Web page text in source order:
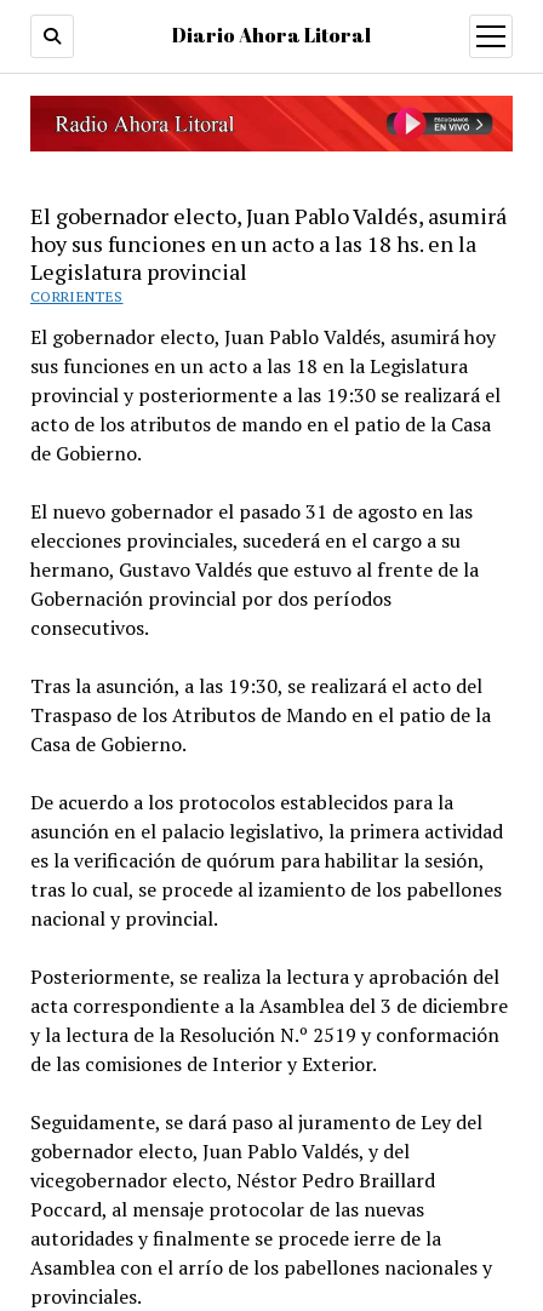
Diario Ahora Litoral
open
menu
El gobernador electo, Juan Pablo Valdés, asumirá
hoy sus funciones en un acto a las 18 hs. en la
Legislatura provincial
CORRIENTES
El gobernador electo, Juan Pablo Valdés, asumirá hoy
sus funciones en un acto a las 18 en la Legislatura
provincial y posteriormente a las 19:30 se realizará el
acto de los atributos de mando en el patio de la Casa
de Gobierno.
El nuevo gobernador el pasado 31 de agosto en las
elecciones provinciales, sucederá en el cargo a su
hermano, Gustavo Valdés que estuvo al frente de la
Gobernación provincial por dos períodos
consecutivos.
Tras la asunción, a las 19:30, se realizará el acto del
Traspaso de los Atributos de Mando en el patio de la
Casa de Gobierno.
De acuerdo a los protocolos establecidos para la
asunción en el palacio legislativo, la primera actividad
es la verificación de quórum para habilitar la sesión,
tras lo cual, se procede al izamiento de los pabellones
nacional y provincial.
Posteriormente, se realiza la lectura y aprobación del
acta correspondiente a la Asamblea del 3 de diciembre
y la lectura de la Resolución N.º 2519 y conformación
de las comisiones de Interior y Exterior.
Seguidamente, se dará paso al juramento de Ley del
gobernador electo, Juan Pablo Valdés, y del
vicegobernador electo, Néstor Pedro Braillard
Poccard, al mensaje protocolar de las nuevas
autoridades y finalmente se procede ierre de la
Asamblea con el arrío de los pabellones nacionales y
provinciales.